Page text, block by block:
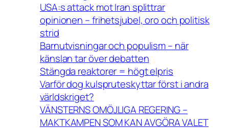
USA:s attack mot Iran splittrar
opinionen – frihetsjubel, oro och politisk
strid
Barnutvisningar och populism – när
känslan tar över debatten
Stängda reaktorer = högt elpris
Varför dog kulspruteskyttar först i andra
världskriget?
VÄNSTERNS OMÖJLIGA REGERING –
MAKTKAMPEN SOM KAN AVGÖRA VALET